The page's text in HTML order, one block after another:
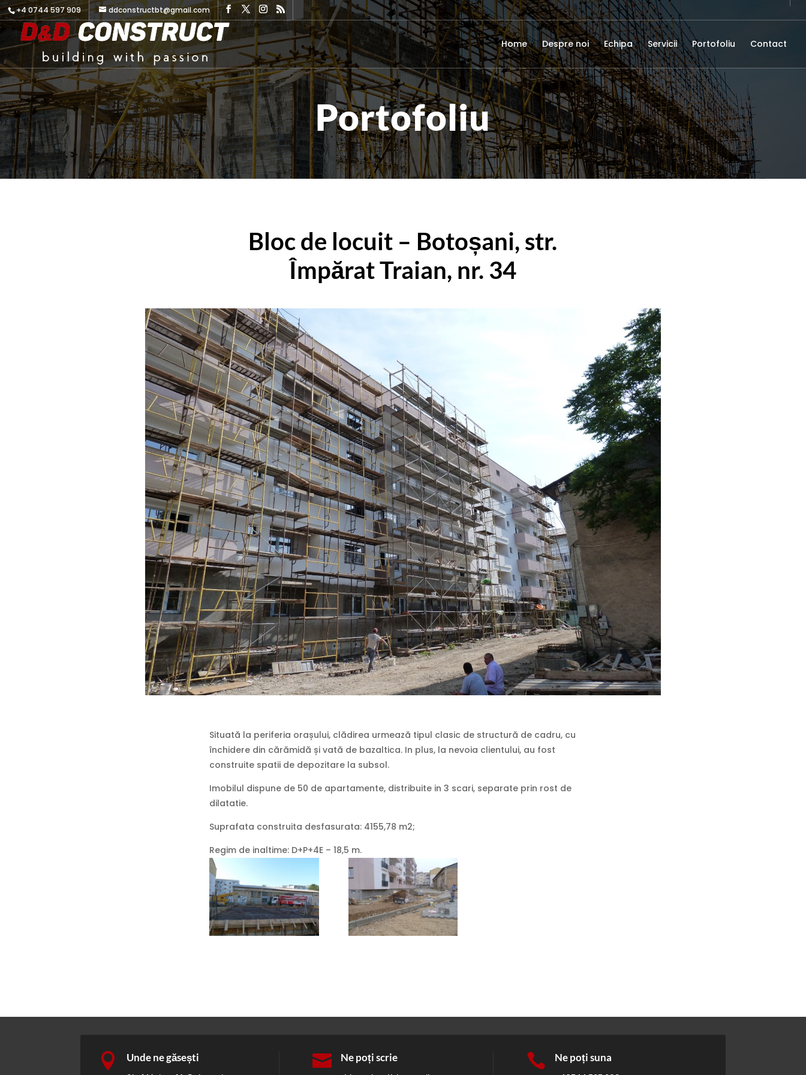
+4 0744 597 909 ddconstructbt@gmail.com
Home Despre noi Echipa Servicii Portofoliu Contact
Portofoliu
Bloc de locuit – Botoșani, str.
Împărat Traian, nr. 34
Situată la periferia orașului, clădirea urmează tipul clasic de structură de cadru, cu
închidere din cărămidă și vată de bazaltica. In plus, la nevoia clientului, au fost
construite spatii de depozitare la subsol.
Imobilul dispune de 50 de apartamente, distribuite in 3 scari, separate prin rost de
dilatatie.
Suprafata construita desfasurata: 4155,78 m2;
Regim de inaltime: D+P+4E – 18,5 m.
 Unde ne găsești  Ne poți scrie  Ne poți suna